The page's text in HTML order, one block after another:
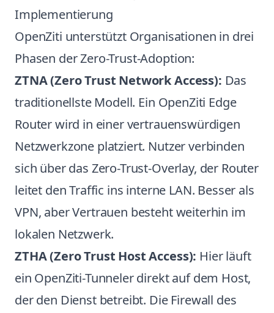
Implementierung
OpenZiti unterstützt Organisationen in drei
Phasen der Zero-Trust-Adoption:
ZTNA (Zero Trust Network Access): Das
traditionellste Modell. Ein OpenZiti Edge
Router wird in einer vertrauenswürdigen
Netzwerkzone platziert. Nutzer verbinden
sich über das Zero-Trust-Overlay, der Router
leitet den Traffic ins interne LAN. Besser als
VPN, aber Vertrauen besteht weiterhin im
lokalen Netzwerk.
ZTHA (Zero Trust Host Access): Hier läuft
ein OpenZiti-Tunneler direkt auf dem Host,
der den Dienst betreibt. Die Firewall des